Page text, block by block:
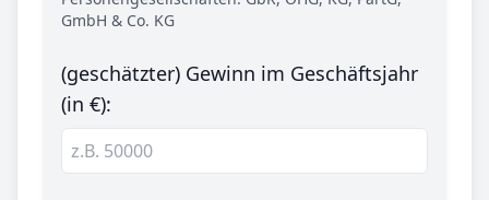
GmbH & Co. KG
(geschätzter) Gewinn im Geschäftsjahr
(in €):